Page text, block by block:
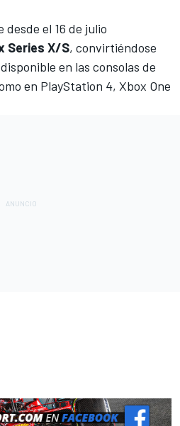
el 16 de julio
Series X/S, convirtiéndose
en las consolas de
en PlayStation 4, Xbox One